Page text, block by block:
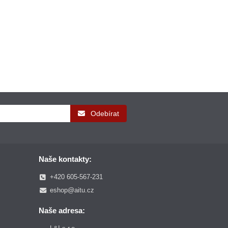
Odebírat
Naše kontakty:
+420 605-567-231
eshop@aitu.cz
Naše adresa: